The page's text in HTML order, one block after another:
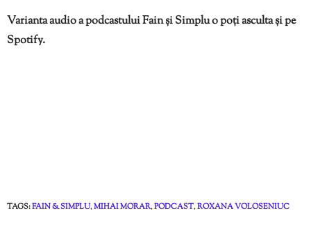
Varianta audio a podcastului Fain și Simplu o poți asculta și pe
Spotify.
TAGS:FAIN & SIMPLU,MIHAI MORAR,PODCAST,ROXANA VOLOSENIUC